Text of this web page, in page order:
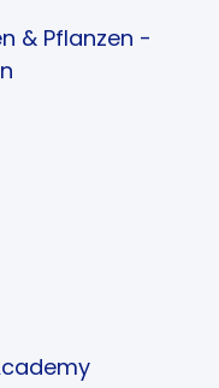
& Pflanzen -